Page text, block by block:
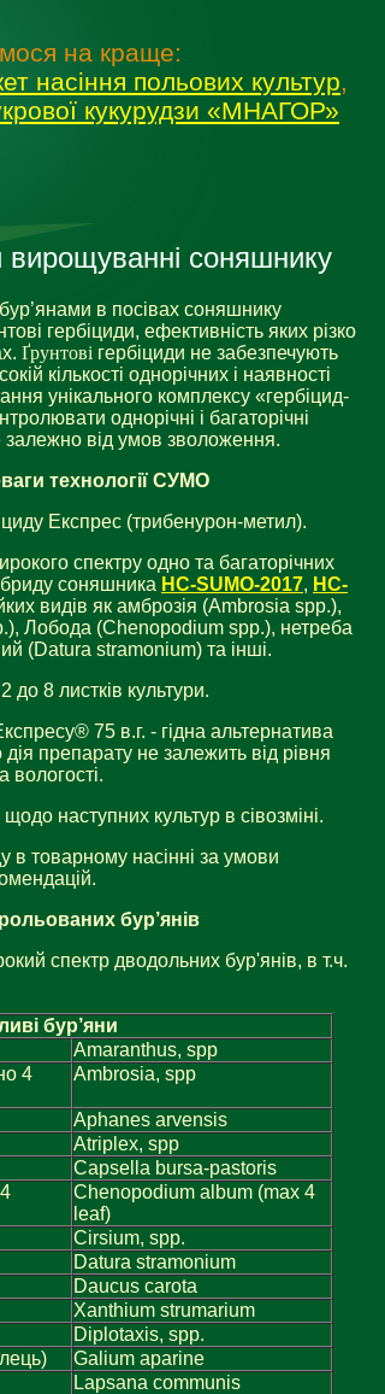
на краще:
насіння польових культур,
кукурудзи «МНАГОР»
соняшнику
в посівах соняшнику
гербіциди, ефективність яких різко
Ґрунтові гербіциди не забезпечують
кількості однорічних і наявності
унікального комплексу «гербіцид-
однорічні і багаторічні
залежно від умов зволоження.
ваги технології СУМО
Експрес (трибенурон-метил).
спектру одно та багаторічних
соняшника НС-SUMO-2017, НС-
видів як амброзія (Ambrosia spp.),
Лобода (Chenopodium spp.), нетреба
(Datura stramonium) та інші.
до 8 листків культури.
75 в.г. - гідна альтернатива
препарату не залежить від рівня
вологості.
наступних культур в сівозміні.
в товарному насінні за умови
бур’янів
спектр дводольних бур'янів, в т.ч.
бур’яни
Amaranthus, spp
4
Ambrosia, spp
Aphanes arvensis
Atriplex, spp
Capsella bursa-pastoris
Chenopodium album (max 4
leaf)
Cirsium, spp.
Datura stramonium
Daucus carota
Xanthium strumarium
Diplotaxis, spp.
Galium aparine
Lapsana communis